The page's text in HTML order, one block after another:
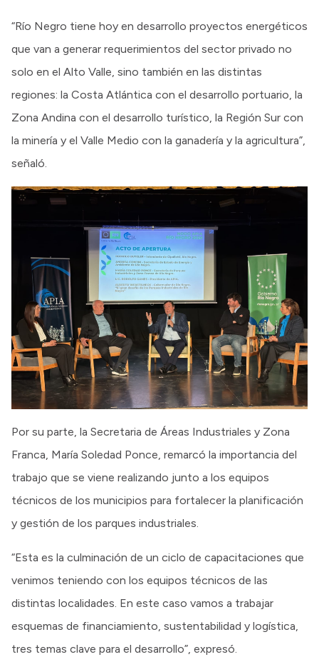
“Río Negro tiene hoy en desarrollo proyectos energéticos
que van a generar requerimientos del sector privado no
solo en el Alto Valle, sino también en las distintas
regiones: la Costa Atlántica con el desarrollo portuario, la
Zona Andina con el desarrollo turístico, la Región Sur con
la minería y el Valle Medio con la ganadería y la agricultura”,
señaló.
Por su parte, la Secretaria de Áreas Industriales y Zona
Franca, María Soledad Ponce, remarcó la importancia del
trabajo que se viene realizando junto a los equipos
técnicos de los municipios para fortalecer la planificación
y gestión de los parques industriales.
“Esta es la culminación de un ciclo de capacitaciones que
venimos teniendo con los equipos técnicos de las
distintas localidades. En este caso vamos a trabajar
esquemas de financiamiento, sustentabilidad y logística,
tres temas clave para el desarrollo”, expresó.